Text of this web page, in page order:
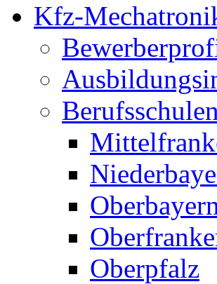
Kfz-
Berufsschulen
Oberpfalz